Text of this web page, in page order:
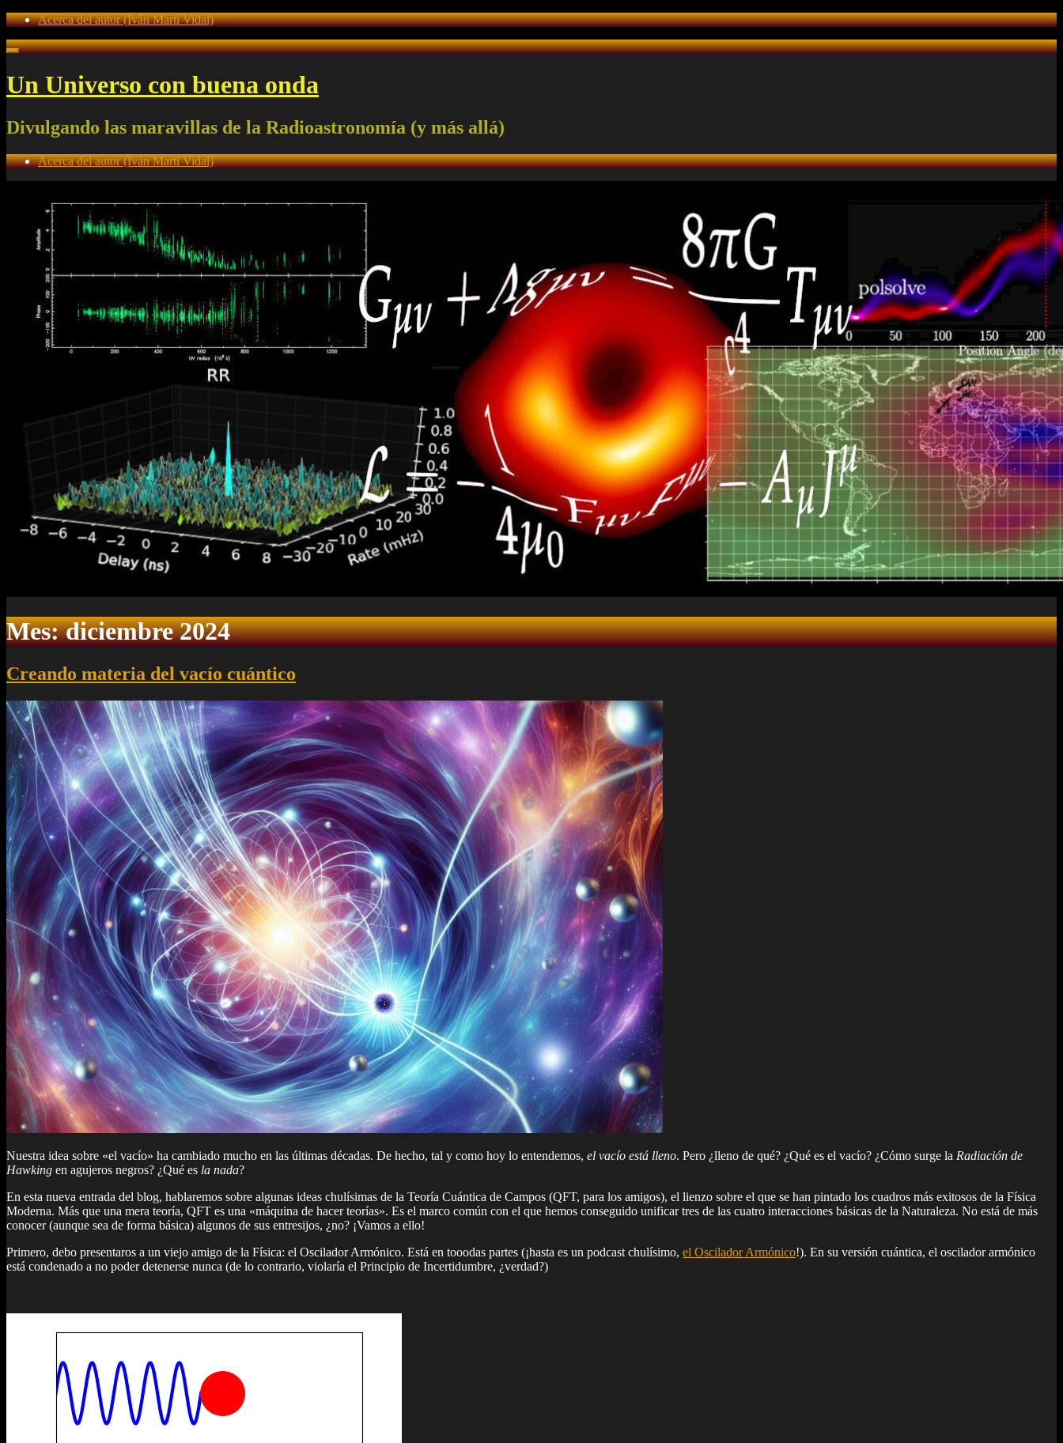
Acerca del autor (Iván Martí Vidal)
Un Universo con buena onda
Divulgando las maravillas de la Radioastronomía (y más allá)
Acerca del autor (Iván Martí Vidal)
Mes:diciembre 2024
Creando materia del vacío cuántico
Nuestra idea sobre «el vacío» ha cambiado mucho en las últimas décadas. De hecho, tal y como hoy lo entendemos, el vacío está lleno. Pero ¿lleno de qué? ¿Qué es el vacío? ¿Cómo surge la Radiación de
Hawking en agujeros negros? ¿Qué es la nada?
En esta nueva entrada del blog, hablaremos sobre algunas ideas chulísimas de la Teoría Cuántica de Campos (QFT, para los amigos), el lienzo sobre el que se han pintado los cuadros más exitosos de la Física
Moderna. Más que una mera teoría, QFT es una «máquina de hacer teorías». Es el marco común con el que hemos conseguido unificar tres de las cuatro interacciones básicas de la Naturaleza. No está de más
conocer (aunque sea de forma básica) algunos de sus entresijos, ¿no? ¡Vamos a ello!
Primero, debo presentaros a un viejo amigo de la Física: el Oscilador Armónico. Está en tooodas partes (¡hasta es un podcast chulísimo, el Oscilador Armónico!). En su versión cuántica, el oscilador armónico
está condenado a no poder detenerse nunca (de lo contrario, violaría el Principio de Incertidumbre, ¿verdad?)